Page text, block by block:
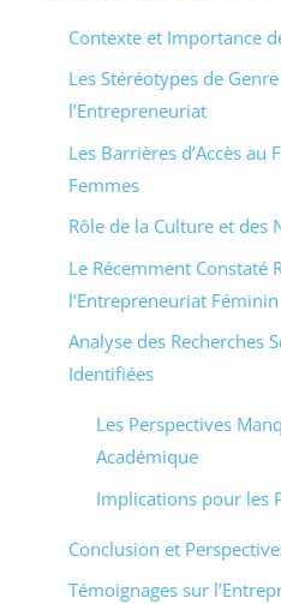
Contexte et Importance
Les Stéréotypes de
l’Entrepreneuriat
Les Barrières d’Accès
Femmes
Rôle de la Culture et des
Le Récemment Constaté
l’Entrepreneuriat Féminin
Analyse des Recherches
Identifiées
Les Perspectives
Académique
Implications pour les
Conclusion et
Témoignages sur